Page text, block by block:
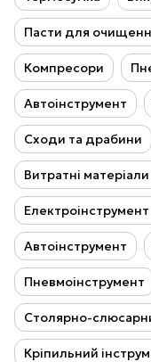
Пасти для
Компресори
Автоінструмент
Сходи та драбини
Витратні
Автоінструмент
Пневмоінструмент
Столярно-
Кріпильний